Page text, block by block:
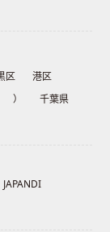
区
港区
）
千葉県
JAPANDI